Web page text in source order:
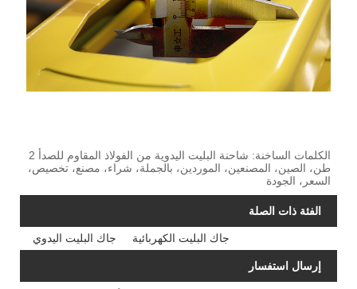
الكلمات الساخنة: شاحنة البليت اليدوية من الفولاذ المقاوم للصدأ 2
طن، الصين، المصنعين، الموردين، بالجملة، شراء، مصنع، تخصيص،
السعر، الجودة
الفئة ذات الصلة
جاك البليت اليدوي جاك البليت الكهربائية
إرسال استفسار